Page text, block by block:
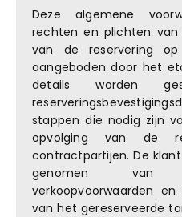
Deze algemene
rechten en plichten
van de reservering
aangeboden door het
details worden
stappen die nodig zijn
opvolging van de
contractpartijen. De
genomen van
verkoopvoorwaarden
van het gereserveerde